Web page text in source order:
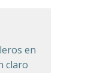
en
claro